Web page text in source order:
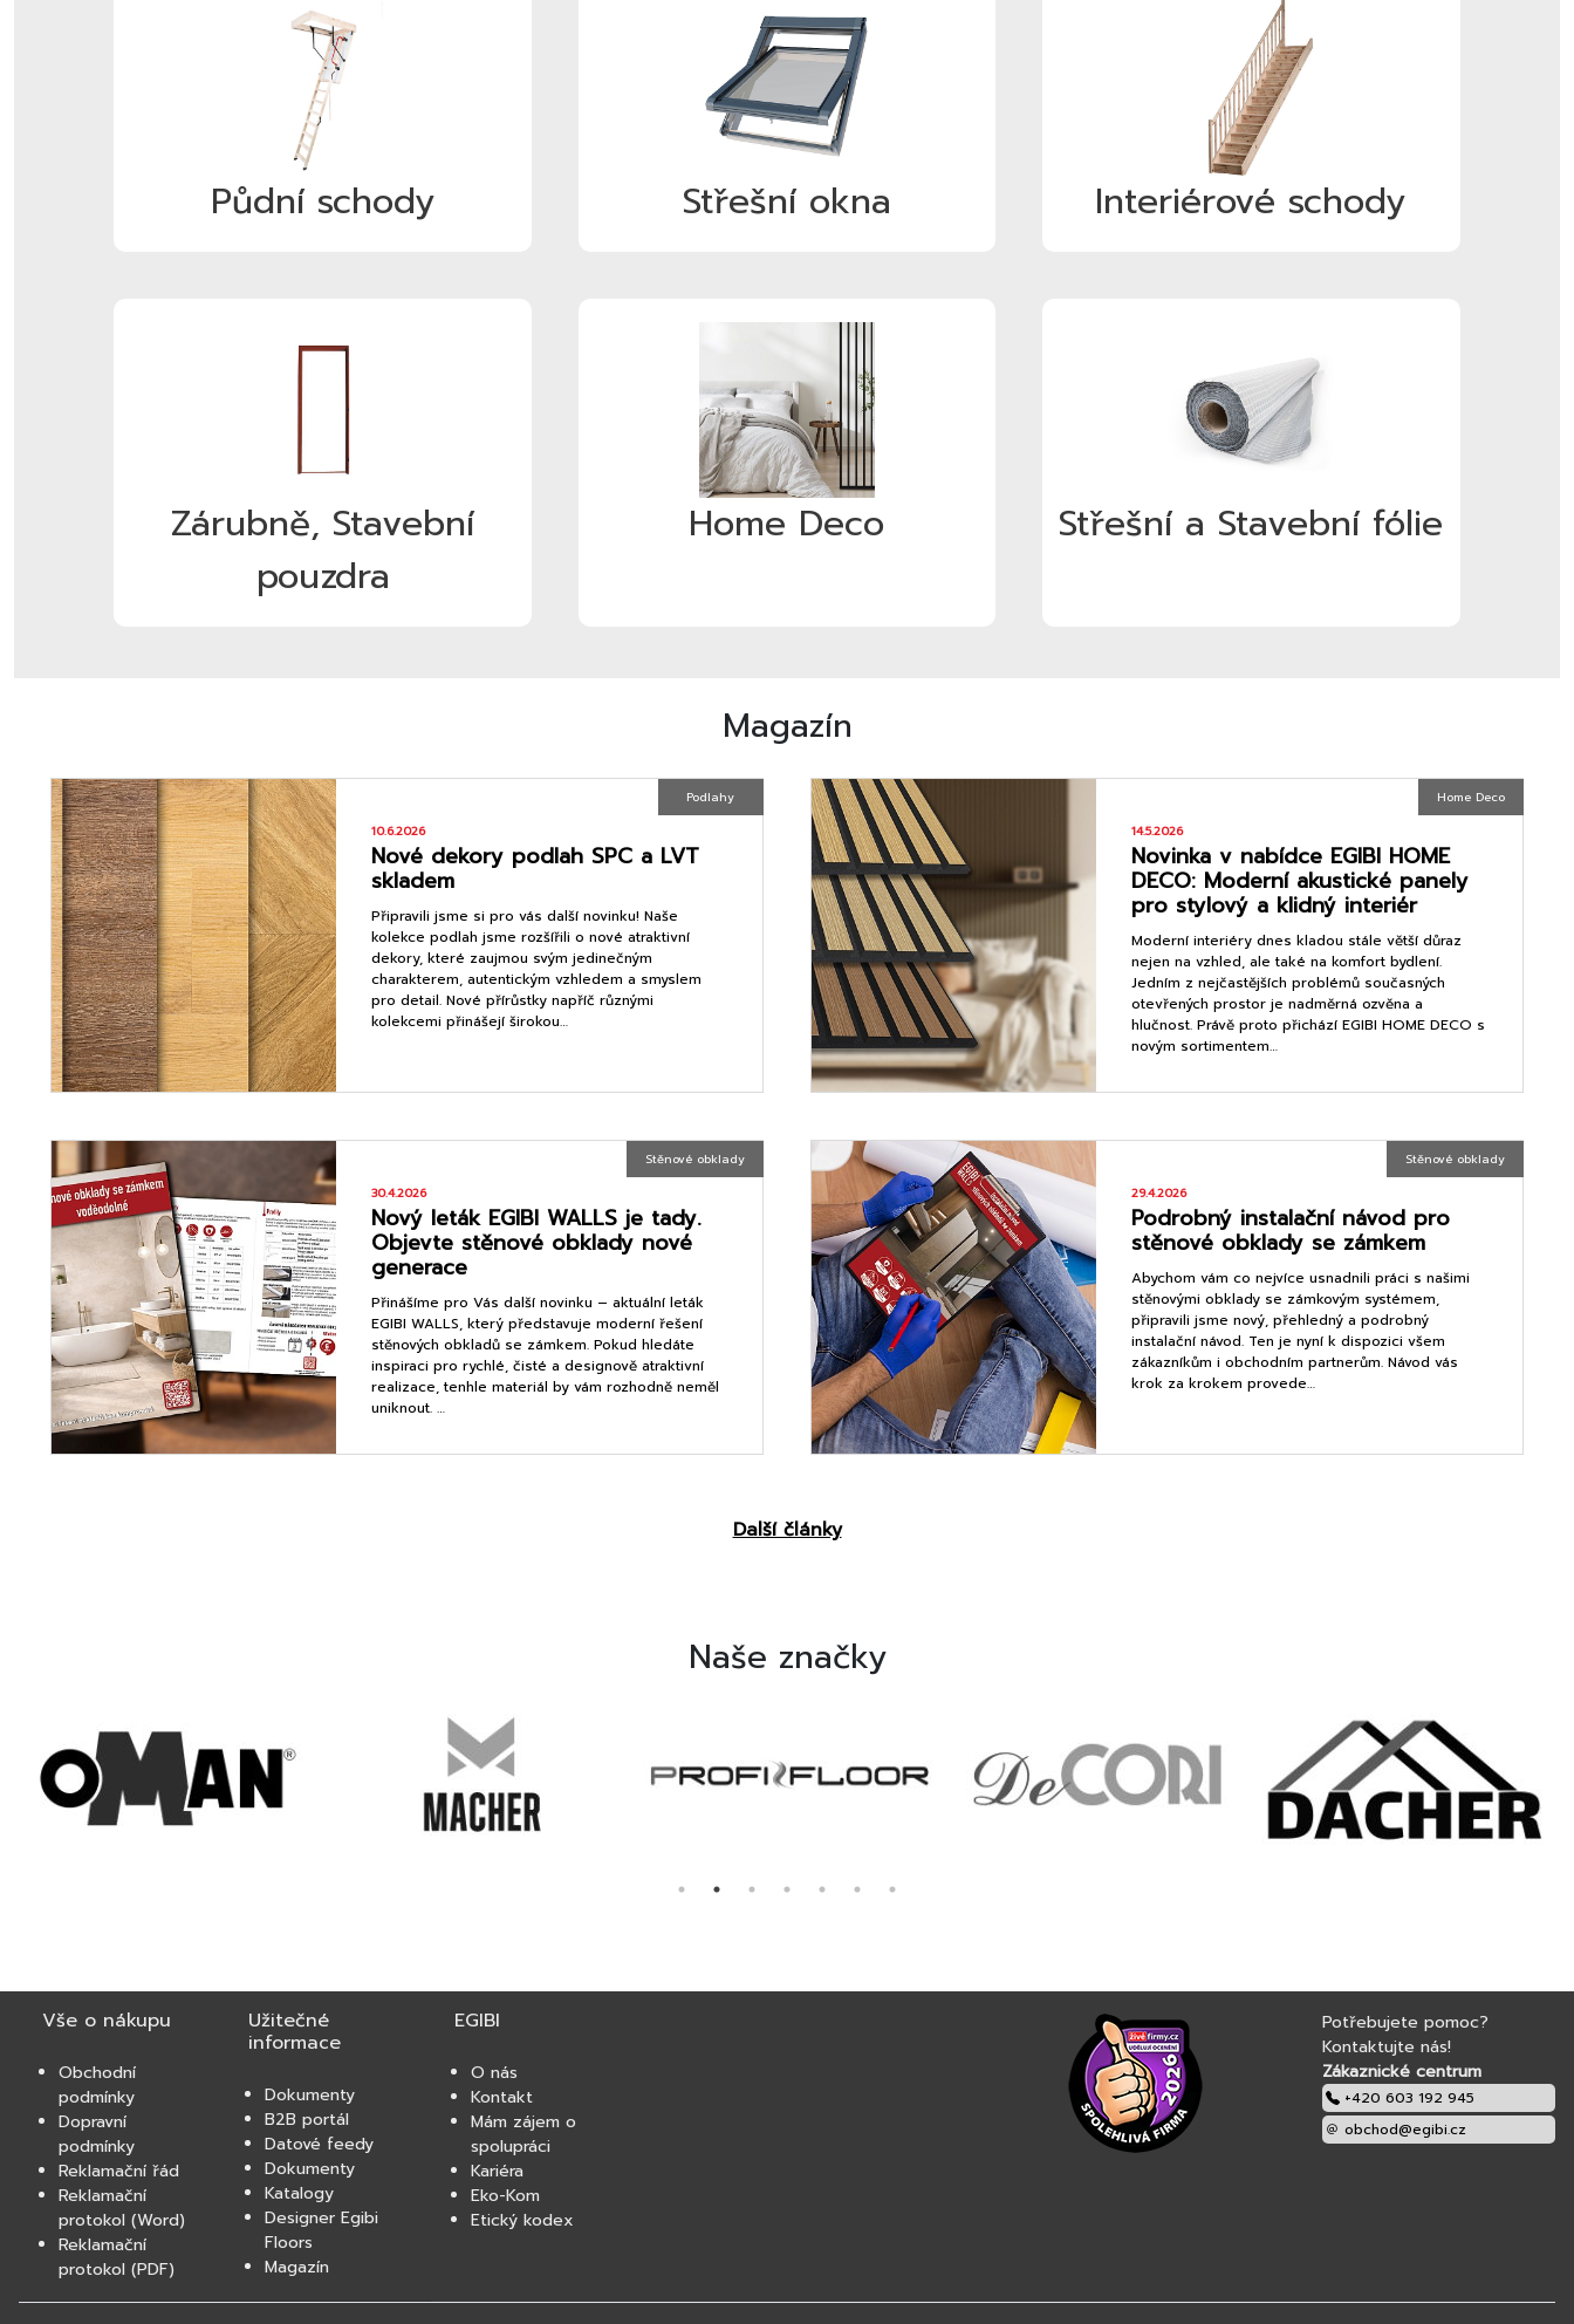
Půdní schody Střešní okna Interiérové schody
Zárubně, Stavební
pouzdra
Home Deco Střešní a Stavební fólie
Magazín
Podlahy
10.6.2026
Nové dekory podlah SPC a LVT
skladem
Připravili jsme si pro vás další novinku! Naše
kolekce podlah jsme rozšířili o nové atraktivní
dekory, které zaujmou svým jedinečným
charakterem, autentickým vzhledem a smyslem
pro detail. Nové přírůstky napříč různými
kolekcemi přinášejí širokou…
Home Deco
14.5.2026
Novinka v nabídce EGIBI HOME
DECO: Moderní akustické panely
pro stylový a klidný interiér
Moderní interiéry dnes kladou stále větší důraz
nejen na vzhled, ale také na komfort bydlení.
Jedním z nejčastějších problémů současných
otevřených prostor je nadměrná ozvěna a
hlučnost. Právě proto přichází EGIBI HOME DECO s
novým sortimentem…
Stěnové obklady
30.4.2026
Nový leták EGIBI WALLS je tady.
Objevte stěnové obklady nové
generace
Přinášíme pro Vás další novinku – aktuální leták
EGIBI WALLS, který představuje moderní řešení
stěnových obkladů se zámkem. Pokud hledáte
inspiraci pro rychlé, čisté a designově atraktivní
realizace, tenhle materiál by vám rozhodně neměl
uniknout. …
Stěnové obklady
29.4.2026
Podrobný instalační návod pro
stěnové obklady se zámkem
Abychom vám co nejvíce usnadnili práci s našimi
stěnovými obklady se zámkovým systémem,
připravili jsme nový, přehledný a podrobný
instalační návod. Ten je nyní k dispozici všem
zákazníkům i obchodním partnerům. Návod vás
krok za krokem provede…
Další články
Naše značky
Vše o nákupu
Obchodní
podmínky
Dopravní
podmínky
Reklamační řád
Reklamační
protokol (Word)
Reklamační
protokol (PDF)
Užitečné
informace
Dokumenty
B2B portál
Datové feedy
Dokumenty
Katalogy
Designer Egibi
Floors
Magazín
EGIBI
O nás
Kontakt
Mám zájem o
spolupráci
Kariéra
Eko-Kom
Etický kodex
Potřebujete pomoc?
Kontaktujte nás!
Zákaznické centrum
+420 603 192 945
obchod@egibi.cz